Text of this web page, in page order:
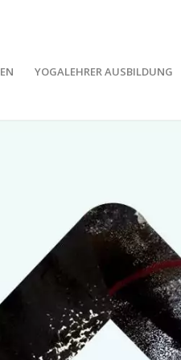
YOGALEHRER AUSBILDUNG